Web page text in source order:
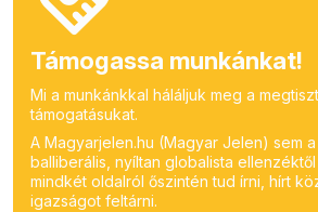
Támogassa munkánkat!
Mi a munkánkkal háláljuk meg a
támogatásukat.
A Magyarjelen.hu (Magyar Jelen) sem
balliberális, nyíltan globalista
mindkét oldalról őszintén tud írni, hírt
igazságot feltárni.